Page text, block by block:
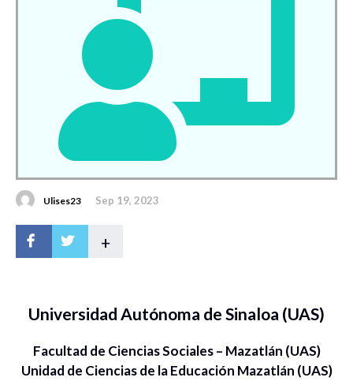
Ulises23 Sep 19, 2023
+
Universidad Autónoma de Sinaloa (UAS)
Facultad de Ciencias Sociales – Mazatlán (UAS)
Unidad de Ciencias de la Educación Mazatlán (UAS)